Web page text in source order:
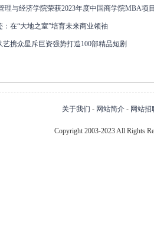
理与经济学院荣获2023年度中国商学院MBA项
在“大地之室”培育未来商业领袖
携众星斥巨资强势打造100部精品短剧
关于我们 - 网站简介 - 网站招
Copyright 2003-2023 All Rights